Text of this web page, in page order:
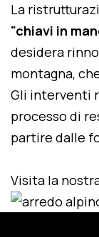
La
"chiavi in
desidera
montagna,
Gli interventi
processo di
partire dalle
Visita la